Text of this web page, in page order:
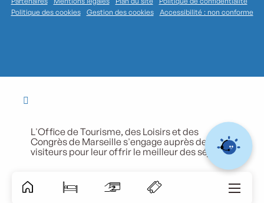
Politique des cookies
Gestion des cookies Accessibilité : non conforme
L'Office de Tourisme, des Loisirs et des
Congrès de Marseille s'engage auprès de ses
visiteurs pour leur offrir le meilleur des séjours.